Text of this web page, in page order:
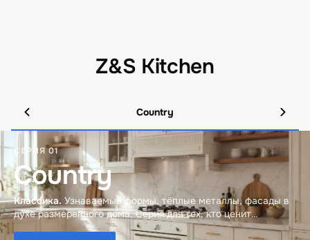
Z&S Kitchen
Country
СЕРИЯ 01
Country
Классика. Узнаваемые формы, тёплые металлы, фасады в
духе размеренного дома. Серия для тех, кто ценит
тактильное качество материалов.